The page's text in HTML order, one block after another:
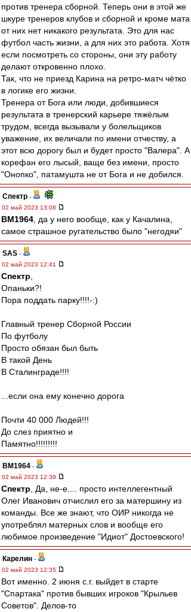
против тренера сборной. Теперь они в этой же
шкуре тренеров клубов и сборной и кроме мата
от них нет никакого результата. Это для нас
футбол часть жизни, а для них это работа. Хотя
если посмотреть со стороны, они эту работу
делают откровенно плохо.
Так, что не приезд Карина на ретро-матч чётко
в логике его жизни.
Тренера от Бога или люди, добившиеся
результата в тренерский карьере тяжёлым
трудом, всегда вызывали у болельщиков
уважение, их величали по имени отчеству, а
этот всю дорогу был и будет просто "Валера". А
корефан его лысый, ваще без имени, просто
"Онопко", патамушта не от Бога и не добился.
Спектр -
02 май 2023 13:08
BM1964 , да у него вообще, как у Качалина,
самое страшное ругательство было "негодяи"
SAS -
02 май 2023 12:41
Спектр
Опаньки?!
Пора поддать парку!!!!-:)
Главный тренер Сборной России
По футболу
Просто обязан был быть
В такой День
В Сталинграде!!!!
...если она ему конечно дорога
Почти 40 000 Людей!!!
До слез приятно и
Памятно!!!!!!!!!
BM1964 -
02 май 2023 12:39
Спектр , Да, не-е.... просто интеллегентный
Олег Иванович отчислил его за матершину из
команды. Все же знают, что ОИР никогда не
употреблял матерных слов и вообще его
любимое произведение "Идиот" Достоевского!
Карелин -
02 май 2023 12:35
Вот именно. 2 июня с.г. выйдет в старте
"Спартака" против бывших игроков "Крыльев
Советов". Делов-то